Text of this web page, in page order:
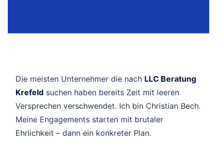
Die meisten Unternehmer die nach LLC Beratung
Krefeld suchen haben bereits Zeit mit leeren
Versprechen verschwendet. Ich bin Christian Bech.
Meine Engagements starten mit brutaler
Ehrlichkeit – dann ein konkreter Plan.